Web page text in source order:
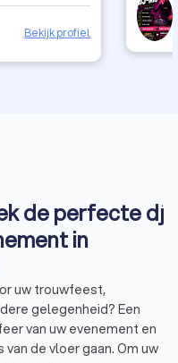
Bekijk profiel
de perfecte dj
in
uw trouwfeest,
gelegenheid? Een
van uw evenement en
de vloer gaan. Om uw